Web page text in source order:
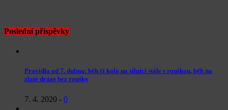
Poslední příspěvky
Pravidla od 7. dubna: běh či kolo na silnici stále s rouškou, běh na
zlaté dráze bez roušky
7. 4. 2020 - 0